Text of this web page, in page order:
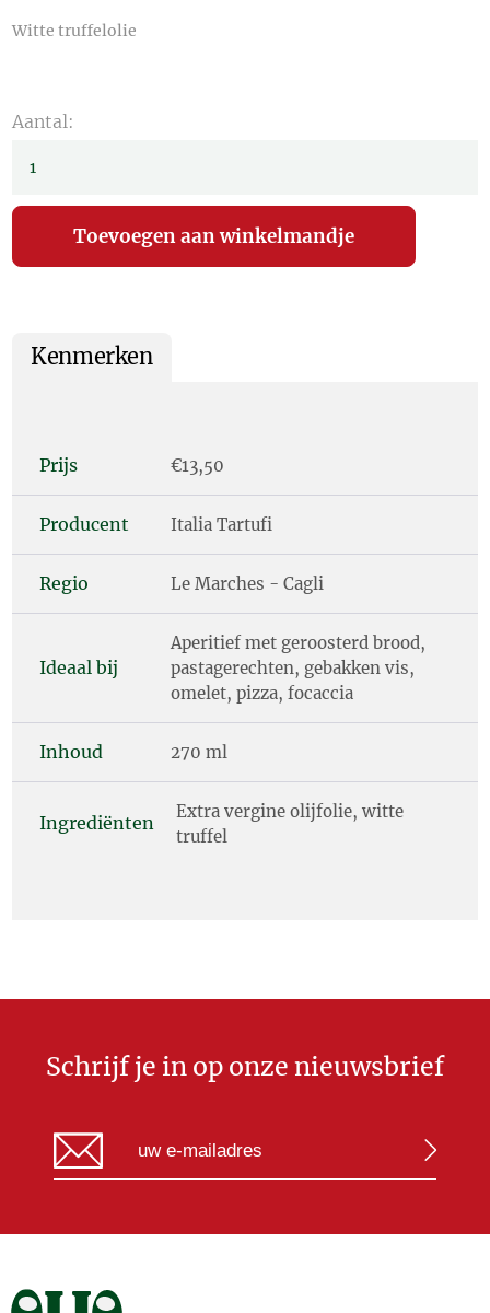
Witte truffelolie
Aantal:
Kenmerken
Prijs €13,50
Producent Italia Tartufi
Regio Le Marches - Cagli
Ideaal bij
Aperitief met geroosterd brood,
pastagerechten, gebakken vis,
omelet, pizza, focaccia
Inhoud 270 ml
Ingrediënten
Extra vergine olijfolie, witte
truffel
Schrijf je in op onze nieuwsbrief